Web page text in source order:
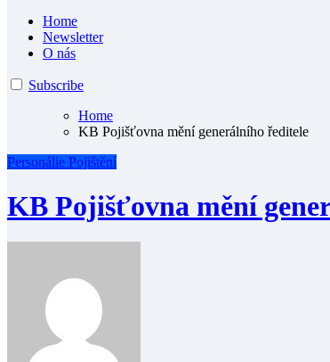
Home
Newsletter
O nás
Subscribe
Home
KB Pojišťovna mění generálního ředitele
Personálie Pojištění
KB Pojišťovna mění